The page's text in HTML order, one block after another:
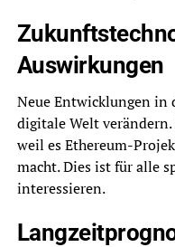
Auswirkungen
Neue Entwicklungen in
digitale Welt
weil es Ethereum-
macht. Dies ist für alle
interessieren.